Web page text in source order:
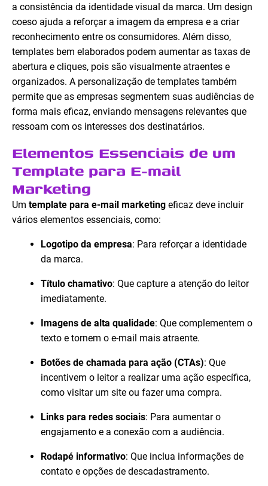
a consistência da identidade visual da marca. Um design
coeso ajuda a reforçar a imagem da empresa e a criar
reconhecimento entre os consumidores. Além disso,
templates bem elaborados podem aumentar as taxas de
abertura e cliques, pois são visualmente atraentes e
organizados. A personalização de templates também
permite que as empresas segmentem suas audiências de
forma mais eficaz, enviando mensagens relevantes que
ressoam com os interesses dos destinatários.
Elementos Essenciais de um
Template para E-mail
Marketing
Um template para e-mail marketing eficaz deve incluir
vários elementos essenciais, como:
Logotipo da empresa: Para reforçar a identidade
da marca.
Título chamativo: Que capture a atenção do leitor
imediatamente.
Imagens de alta qualidade: Que complementem o
texto e tornem o e-mail mais atraente.
Botões de chamada para ação (CTAs): Que
incentivem o leitor a realizar uma ação específica,
como visitar um site ou fazer uma compra.
Links para redes sociais: Para aumentar o
engajamento e a conexão com a audiência.
Rodapé informativo: Que inclua informações de
contato e opções de descadastramento.